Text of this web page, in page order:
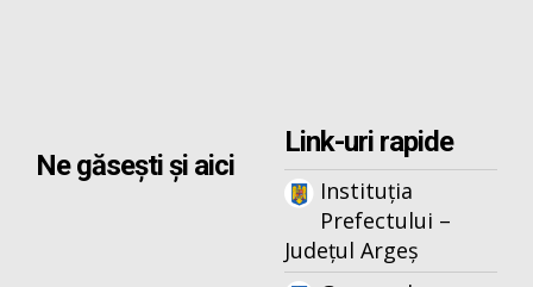
Ne găsești și aici
Link-uri rapide
Instituția
Prefectului –
Județul Argeș